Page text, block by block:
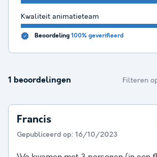
Kwaliteit animatieteam
Beoordeling 100% geverifieerd
1 beoordelingen Filteren
Francis
Gepubliceerd op: 16/10/2023